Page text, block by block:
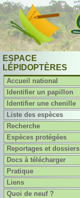
ESPACE
LÉPIDOPTÈRES
Accueil national
Identifier un papillon
Identifier une chenille
Liste des espèces
Recherche
Espèces protégées
Reportages et dossiers
Docs à télécharger
Pratique
Liens
Quoi de neuf ?